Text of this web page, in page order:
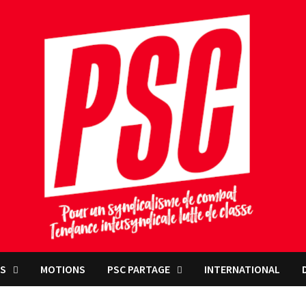
MOTIONS PSC PARTAGE INTERNATIONAL